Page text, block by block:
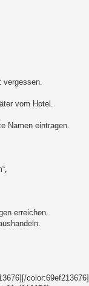
vom Hotel.
Namen eintragen.
erreichen.
color:69ef213676]